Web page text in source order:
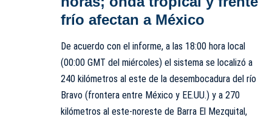
frío afectan a México
De acuerdo con el informe, a las 18:00 hora local
(00:00 GMT del miércoles) el sistema se localizó a
240 kilómetros al este de la desembocadura del río
Bravo (frontera entre México y EE.UU.) y a 270
kilómetros al este-noreste de Barra El Mezquital,